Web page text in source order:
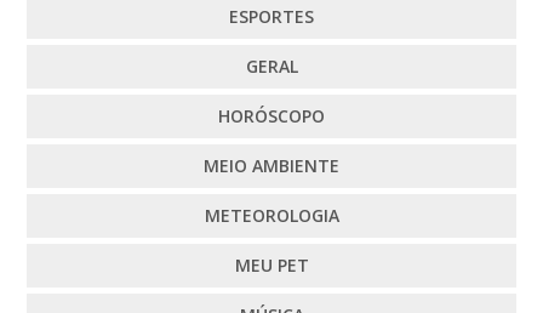
ESPORTES
GERAL
HORÓSCOPO
MEIO AMBIENTE
METEOROLOGIA
MEU PET